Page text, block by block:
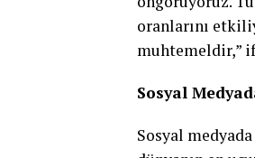
oranlarını
muhtemeldir,”
Sosyal
Sosyal